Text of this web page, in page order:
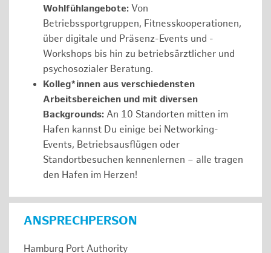
Wohlfühlangebote: Von
Betriebssportgruppen, Fitnesskooperationen,
über digitale und Präsenz-Events und -
Workshops bis hin zu betriebsärztlicher und
psychosozialer Beratung.
Kolleg*innen aus verschiedensten
Arbeitsbereichen und mit diversen
Backgrounds: An 10 Standorten mitten im
Hafen kannst Du einige bei Networking-
Events, Betriebsausflügen oder
Standortbesuchen kennenlernen – alle tragen
den Hafen im Herzen!
ANSPRECHPERSON
Hamburg Port Authority